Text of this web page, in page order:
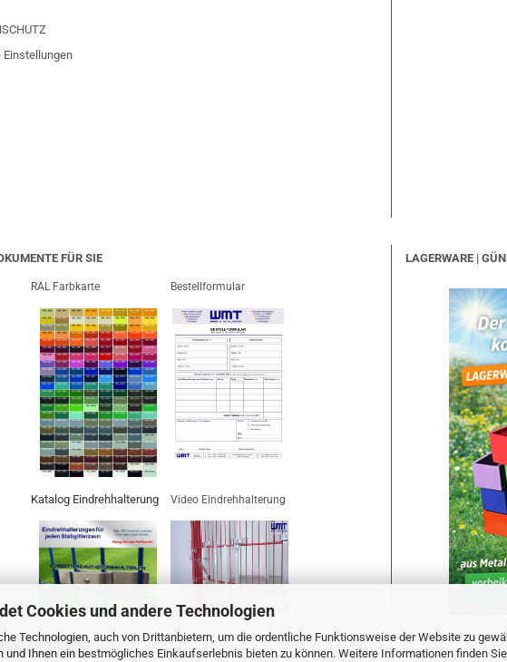
Cookies und andere Technologien
Technologien, auch von Drittanbietern, um die ordentliche Funktionsweise der Website zu
und Ihnen ein bestmögliches Einkaufserlebnis bieten zu können. Weitere Informationen finden
Einstellungen
FÜR SIE
RAL Farbkarte Bestellformular
Katalog Eindrehhalterung Video Eindrehhalterung
LAGERWARE |
widerrufen